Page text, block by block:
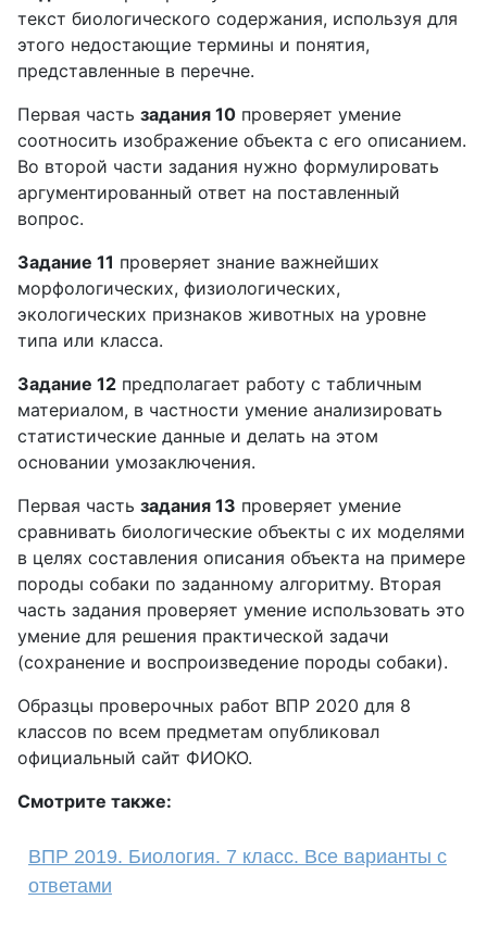
текст биологического содержания, используя для
этого недостающие термины и понятия,
представленные в перечне.
Первая часть задания 10 проверяет умение
соотносить изображение объекта с его описанием.
Во второй части задания нужно формулировать
аргументированный ответ на поставленный
вопрос.
Задание 11 проверяет знание важнейших
морфологических, физиологических,
экологических признаков животных на уровне
типа или класса.
Задание 12 предполагает работу с табличным
материалом, в частности умение анализировать
статистические данные и делать на этом
основании умозаключения.
Первая часть задания 13 проверяет умение
сравнивать биологические объекты с их моделями
в целях составления описания объекта на примере
породы собаки по заданному алгоритму. Вторая
часть задания проверяет умение использовать это
умение для решения практической задачи
(сохранение и воспроизведение породы собаки).
Образцы проверочных работ ВПР 2020 для 8
классов по всем предметам опубликовал
официальный сайт ФИОКО.
Смотрите также:
ВПР 2019. Биология. 7 класс. Все варианты с
ответами